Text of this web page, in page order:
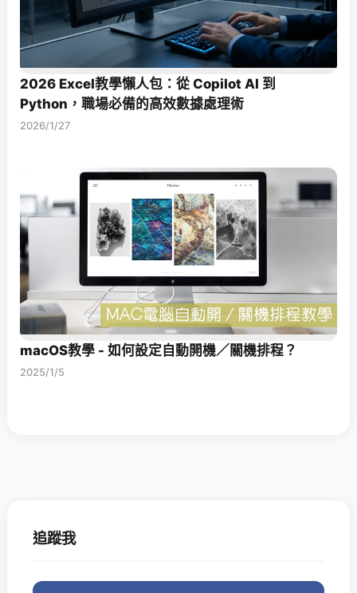
2026 Excel教學懶人包：從 Copilot AI 到
Python，職場必備的高效數據處理術
2026/1/27
macOS教學 - 如何設定自動開機／關機排程？
2025/1/5
追蹤我